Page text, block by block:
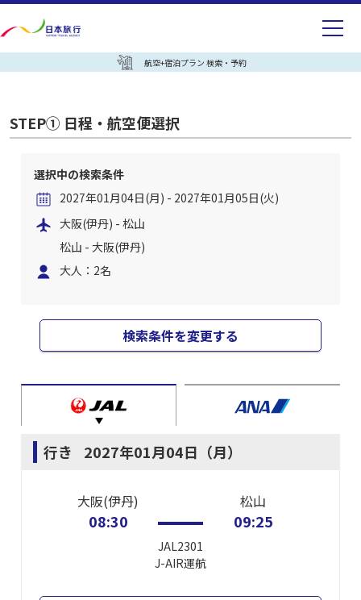
航空+宿泊プラン 検索・予約
STEP① 日程・航空便選択
選択中の検索条件
2027年01月04日(月) - 2027年01月05日(火)
大阪(伊丹) - 松山
松山 - 大阪(伊丹)
大人：2名
検索条件を変更する
行き 2027年01月04日（月）
大阪(伊丹)
08:30
JAL2301
J-AIR運航
松山
09:25